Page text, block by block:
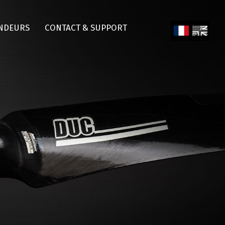
CONTACT & SUPPORT
Engl